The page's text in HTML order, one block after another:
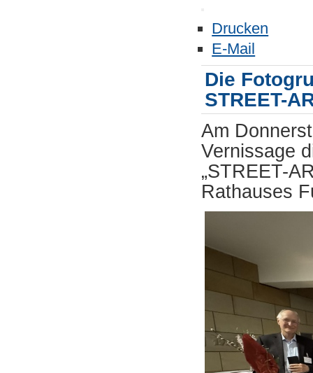
Drucken
E-Mail
Die
STREET-
Am
Vernissage
„STREET-
Rathauses